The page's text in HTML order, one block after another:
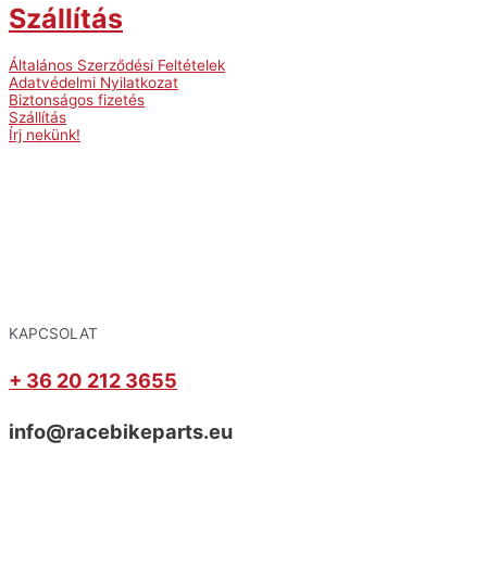
Szállítás
Általános Szerződési Feltételek
Adatvédelmi Nyilatkozat
Biztonságos fizetés
Szállítás
Írj nekünk!
KAPCSOLAT
+ 36 20 212 3655
info@racebikeparts.eu